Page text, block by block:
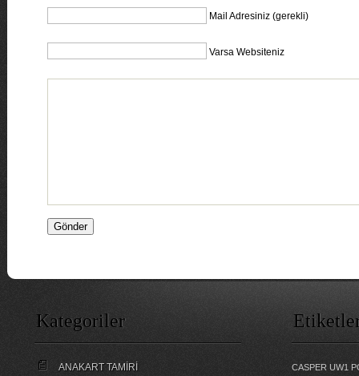
Mail Adresiniz (gerekli)
Varsa Websiteniz
Kategoriler
ANAKART TAMİRİ
CASPER UW1